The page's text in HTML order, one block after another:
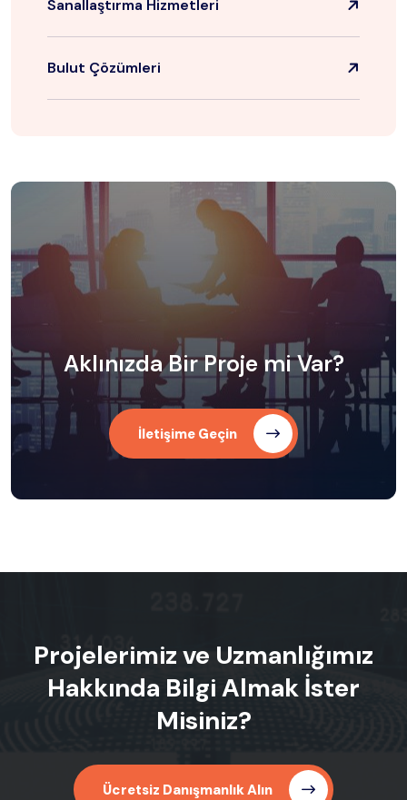
Sanallaştırma Hizmetleri
Bulut Çözümleri
Aklınızda BirProje mi Var?
İletişime Geçin
Projelerimiz ve Uzmanlığımız
Hakkında Bilgi Almak İster
Misiniz?
Ücretsiz Danışmanlık Alın